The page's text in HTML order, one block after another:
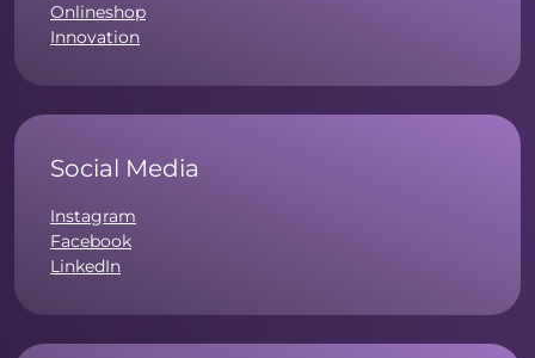
Onlineshop
Innovation
Social Media
Instagram
Facebook
LinkedIn